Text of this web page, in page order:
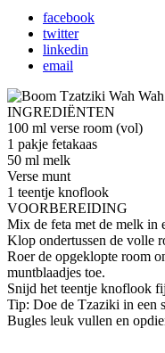
facebook
twitter
linkedin
email
INGREDIËNTEN
100 ml verse room (vol)
1 pakje fetakaas
50 ml melk
Verse munt
1 teentje knoflook
VOORBEREIDING
Mix de feta met de melk in
Klop ondertussen de volle
Roer de opgeklopte room
muntblaadjes toe.
Snijd het teentje knoflook
Tip: Doe de Tzaziki in een
Bugles leuk vullen en